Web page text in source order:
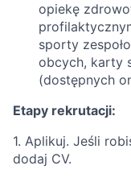
opiekę
sporty
obcych, karty
(dostępnych
Etapy rekrutacji:
1. Aplikuj. Jeśli
dodaj CV.